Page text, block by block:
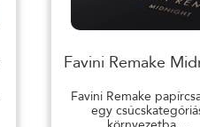
Favini Remake
Favini Remake
egy